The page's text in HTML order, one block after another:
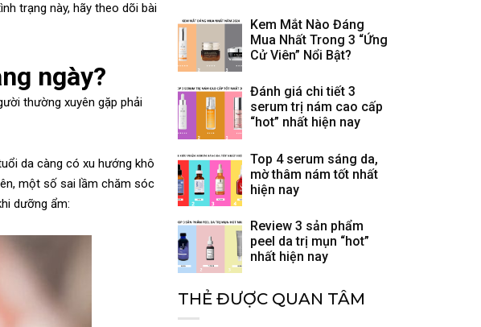
trạng này, hãy theo dõi bài
ngày?
thường xuyên gặp phải
da càng có xu hướng khô
một số sai lầm chăm sóc
dưỡng ẩm:
Kem Mắt Nào Đáng
Mua Nhất Trong 3 “Ứng
Cử Viên” Nổi Bật?
Đánh giá chi tiết 3
serum trị nám cao cấp
“hot” nhất hiện nay
Top 4 serum sáng da,
mờ thâm nám tốt nhất
hiện nay
Review 3 sản phẩm
peel da trị mụn “hot”
nhất hiện nay
THẺ ĐƯỢC QUAN TÂM